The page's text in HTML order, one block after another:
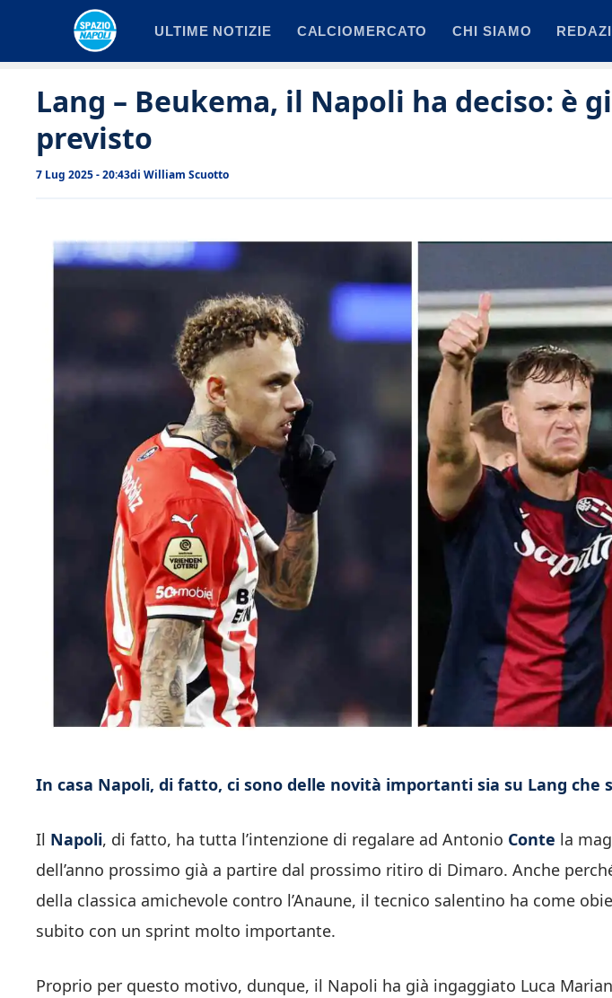
ULTIME NOTIZIE CALCIOMERCATO CHI SIAMO
Lang – Beukema, il Napoli ha deciso: è
previsto
7 Lug 2025 - 20:43di William Scuotto
In casa Napoli, di fatto, ci sono delle novità importanti sia su Lang che
Il Napoli, di fatto, ha tutta l’intenzione di regalare ad Antonio Conte la
dell’anno prossimo già a partire dal prossimo ritiro di Dimaro. Anche
della classica amichevole contro l’Anaune, il tecnico salentino ha come
subito con un sprint molto importante.
Proprio per questo motivo, dunque, il Napoli ha già ingaggiato Luca